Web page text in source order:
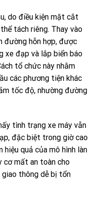
do điều kiện mặt cắt
tách riêng. Thay vào
đường hỗn hợp, được
xe đạp và lắp biển báo
tổ chức này nhằm
các phương tiện khác
tốc độ, nhường đường
tình trạng xe máy vẫn
đặc biệt trong giờ cao
hiệu quả của mô hình làn
cơ mất an toàn cho
thông dễ bị tổn